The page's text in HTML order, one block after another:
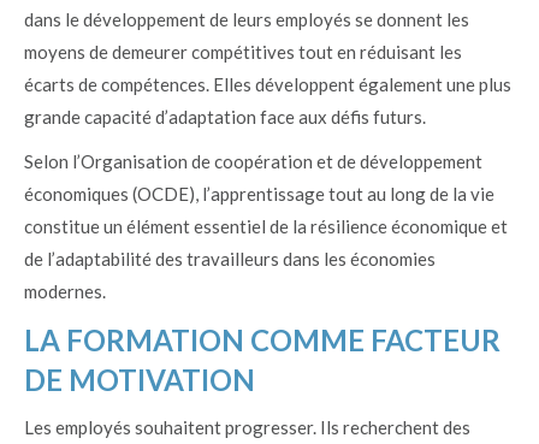
dans le développement de leurs employés se donnent les
moyens de demeurer compétitives tout en réduisant les
écarts de compétences. Elles développent également une plus
grande capacité d’adaptation face aux défis futurs.
Selon l’Organisation de coopération et de développement
économiques (OCDE), l’apprentissage tout au long de la vie
constitue un élément essentiel de la résilience économique et
de l’adaptabilité des travailleurs dans les économies
modernes.
LA FORMATION COMME FACTEUR
DE MOTIVATION
Les employés souhaitent progresser. Ils recherchent des